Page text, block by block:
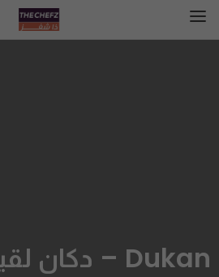
Dukan – دكان لقيمات وكرك